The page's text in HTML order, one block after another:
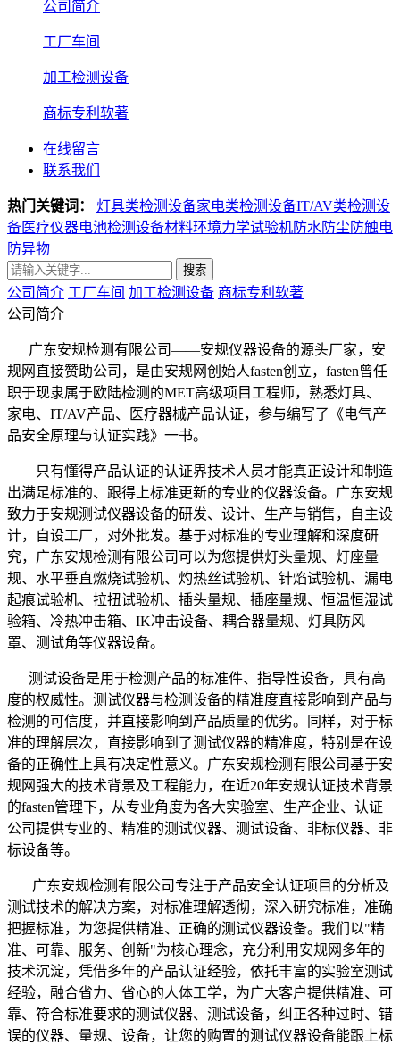
公司简介
工厂车间
加工检测设备
商标专利软著
在线留言
联系我们
热门关键词： 灯具类检测设备家电类检测设备IT/AV类检测设
备医疗仪器电池检测设备材料环境力学试验机防水防尘防触电
防异物
搜索
公司简介 工厂车间 加工检测设备 商标专利软著
公司简介
广东安规检测有限公司——安规仪器设备的源头厂家，安
规网直接赞助公司，是由安规网创始人fasten创立，fasten曾任
职于现隶属于欧陆检测的MET高级项目工程师，熟悉灯具、
家电、IT/AV产品、医疗器械产品认证，参与编写了《电气产
品安全原理与认证实践》一书。
只有懂得产品认证的认证界技术人员才能真正设计和制造
出满足标准的、跟得上标准更新的专业的仪器设备。广东安规
致力于安规测试仪器设备的研发、设计、生产与销售，自主设
计，自设工厂，对外批发。基于对标准的专业理解和深度研
究，广东安规检测有限公司可以为您提供灯头量规、灯座量
规、水平垂直燃烧试验机、灼热丝试验机、针焰试验机、漏电
起痕试验机、拉扭试验机、插头量规、插座量规、恒温恒湿试
验箱、冷热冲击箱、IK冲击设备、耦合器量规、灯具防风
罩、测试角等仪器设备。
测试设备是用于检测产品的标准件、指导性设备，具有高
度的权威性。测试仪器与检测设备的精准度直接影响到产品与
检测的可信度，并直接影响到产品质量的优劣。同样，对于标
准的理解层次，直接影响到了测试仪器的精准度，特别是在设
备的正确性上具有决定性意义。广东安规检测有限公司基于安
规网强大的技术背景及工程能力，在近20年安规认证技术背景
的fasten管理下，从专业角度为各大实验室、生产企业、认证
公司提供专业的、精准的测试仪器、测试设备、非标仪器、非
标设备等。
广东安规检测有限公司专注于产品安全认证项目的分析及
测试技术的解决方案，对标准理解透彻，深入研究标准，准确
把握标准，为您提供精准、正确的测试仪器设备。我们以"精
准、可靠、服务、创新"为核心理念，充分利用安规网多年的
技术沉淀，凭借多年的产品认证经验，依托丰富的实验室测试
经验，融合省力、省心的人体工学，为广大客户提供精准、可
靠、符合标准要求的测试仪器、测试设备，纠正各种过时、错
误的仪器、量规、设备，让您的购置的测试仪器设备能跟上标